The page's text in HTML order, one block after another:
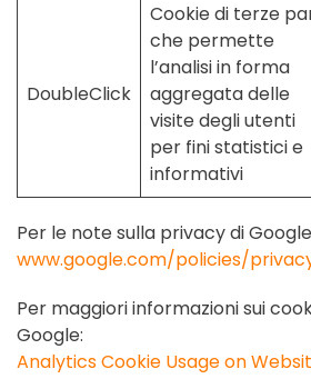
DoubleClick
Cookie di terze
che permette
l’analisi in forma
aggregata delle
visite degli utenti
per fini statistici e
informativi
Per le note sulla privacy di
www.google.com/policies/
Per maggiori informazioni sui
Google:
Analytics Cookie Usage on